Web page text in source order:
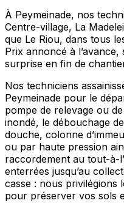
À Peymeinade, nos
Centre-village, La
que Le Riou, dans tous
Prix annoncé à
surprise en fin de
Nos techniciens
Peymeinade pour le
pompe de relevage ou
inondé, le débouchage
douche, colonne
ou par haute pression
raccordement au tout-à-
enterrées jusqu’au
casse : nous privilégions
pour préserver vos sols